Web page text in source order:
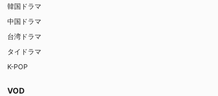
韓国ドラマ
中国ドラマ
台湾ドラマ
タイドラマ
K-POP
VOD